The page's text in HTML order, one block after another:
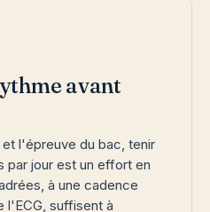
avant
l'épreuve du bac, tenir
par jour est un effort en
à une cadence
l'ECG, suffisent à